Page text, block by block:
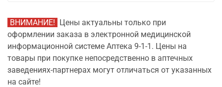
ВНИМАНИЕ! Цены актуальны только при
оформлении заказа в электронной медицинской
информационной системе Аптека 9-1-1. Цены на
товары при покупке непосредственно в аптечных
заведениях-партнерах могут отличаться от указанных
на сайте!